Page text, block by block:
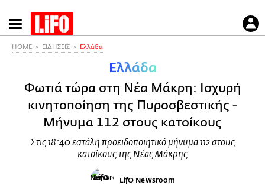
Παράκαμψη
προς
HOME ΕΙΔΗΣΕΙΣ Ελλάδα
Ελλάδα
Φωτιά τώρα στη Νέα Μάκρη: Ισχυρή
κινητοποίηση της Πυροσβεστικής -
Μήνυμα 112 στους κατοίκους
Στις 18:40 εστάλη προειδοποιητικό μήνυμα 112 στους
κατοίκους της Νέας Μάκρης
LifO Newsroom